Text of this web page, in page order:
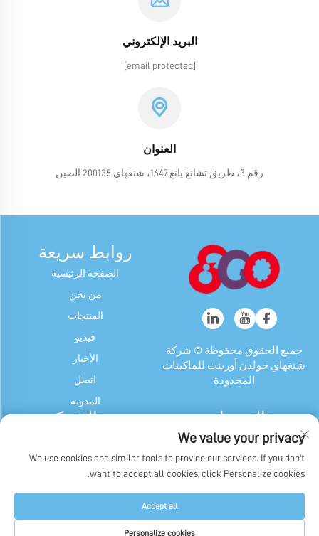
البريد الإلكتروني
[email protected]
العنوان
رقم 3، طريق تشانغ يانغ 1647، شنغهاي 200135 الصين
جميع الحقوق محفوظة © شركة
شنغهاي جولدن أورينت للماكينات
المحدودة
روابط سريعة
الصفحة الرئيسية
من نحن
المنتجات
فيديو
الأخبار
اتصل
المدونة
المنتجات
آلة الحلوى والعلكة
جهاز شوكولاتة
ماكينة تغليف الحلوى والعلكة
آلات أخرى
عن الشركة
تاريخنا
We value your privacy
We use cookies and similar tools to provide our services. If you don't
want to accept all cookies, click Personalize cookies.
Personalize cookies
Accept all